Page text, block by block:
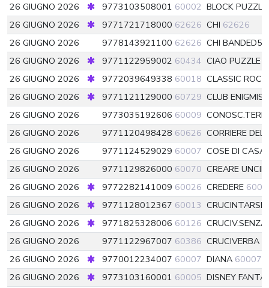
26 GIUGNO 2026
9773103508001 60002 BLOCK PUZZLE
26 GIUGNO 2026
9771721718000 62626 CHI 62626
26 GIUGNO 2026
9778143921100 62626 CHI BANDED5
26 GIUGNO 2026
9771122959002 60434 CIAO PUZZLE
26 GIUGNO 2026
9772039649338 60018 CLASSIC
26 GIUGNO 2026
9771121129000 60729 CLUB
26 GIUGNO 2026
9773035192606 60009
26 GIUGNO 2026
9771120498428 60626 CORRIERE
26 GIUGNO 2026
9771124529029 60007 COSE DI
26 GIUGNO 2026
9771129826000 60070 CREARE
26 GIUGNO 2026
9772282141009 60026 CREDERE
26 GIUGNO 2026
9771128012367 60013
26 GIUGNO 2026
9771825328006 60126
26 GIUGNO 2026
9771122967007 60386 CRUCIVERBA
26 GIUGNO 2026
9770012234007 60007 DIANA 60007
26 GIUGNO 2026
9773103160001 60005 DISNEY